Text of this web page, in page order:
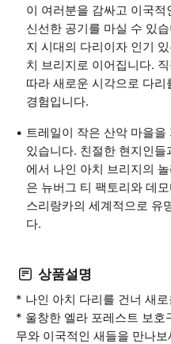
이 여러분을 감싸고 이국
신선한 공기를 마실 수 있
지 시대의 다리이자 인기
치 브리지로 이어집니다.
따라 새로운 시각으로 다
경험입니다.
트레일이 작은 산악 마을
있습니다. 친절한 현지인
에서 나인 아치 브리지의
은 뉴버그 티 팩토리와 데
스리랑카의 세계적으로 유
다.
상품설명
* 나인 아치 다리를 건너 새
* 울창한 엘라 포레스트 보호
무와 이국적인 새들을 만나보